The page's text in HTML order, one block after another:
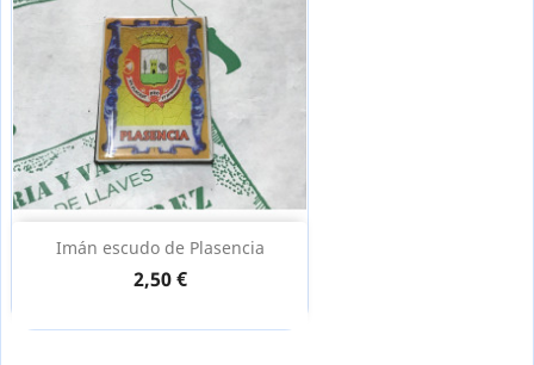
Imán escudo de Plasencia
2,50 €